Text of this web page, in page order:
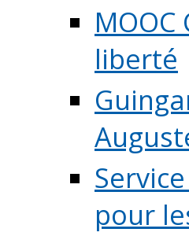
liberté
pour